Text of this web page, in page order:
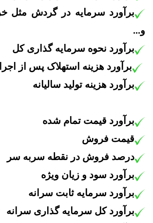
برآورد سرمایه در گردش مثل
و...
برآورد نحوه سرمایه گذاری کل
برآورد هزینه استهلاک پس از
برآورد هزینه تولید سالیانه
برآورد قیمت تمام شده
قیمت فروش
درصد فروش در نقطه سربه سر
برآورد سود و زیان ویژه
برآورد سرمایه ثابت سرانه
برآوردکل سرمایه گذاری سرانه